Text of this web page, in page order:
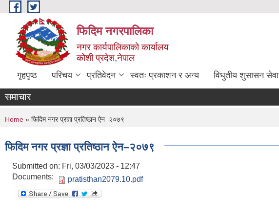
Skip to main content
फिदिम नगरपालिका
नगर कार्यपालिकाको कार्यालय
कोशी प्रदेश,नेपाल
गृहपृष्ठ परिचय प्रतिवेदन स्वतः प्रकाशन र अन्य विधुतीय शुसासन सेवा
समाचार
You are here
Home » फिदिम नगर प्रज्ञा प्रतिष्ठान ऐन–२०७९
फिदिम नगर प्रज्ञा प्रतिष्ठान ऐन–२०७९
Submitted on: Fri, 03/03/2023 - 12:47
Documents:
pratisthan2079.10.pdf